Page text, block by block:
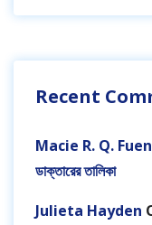
Recent
Macie R. Q.
ডাক্তারের তালিকা
Julieta Hayden